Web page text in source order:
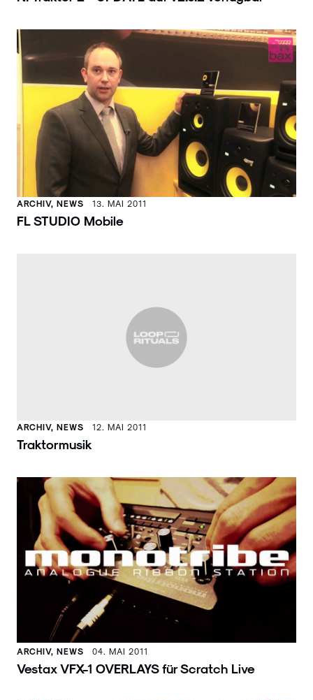
ARCHIV, NEWS 13. MAI 2011
FL STUDIO Mobile
ARCHIV, NEWS 12. MAI 2011
Traktormusik
ARCHIV, NEWS 04. MAI 2011
Vestax VFX-1 OVERLAYS für Scratch Live